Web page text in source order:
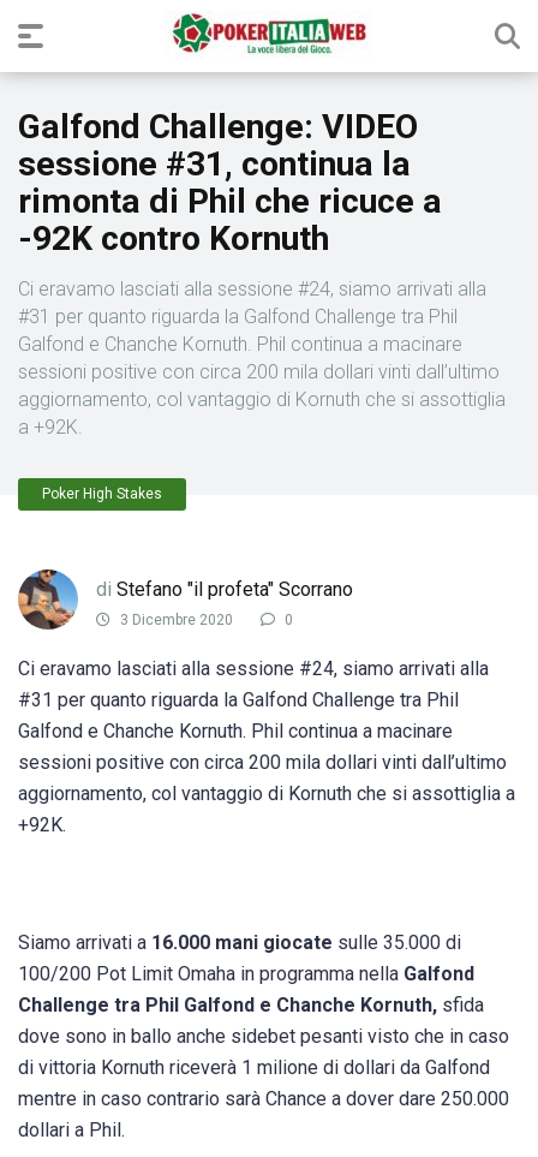
Galfond Challenge: VIDEO
sessione #31, continua la
rimonta di Phil che ricuce a
-92K contro Kornuth
Ci eravamo lasciati alla sessione #24, siamo arrivati alla
#31 per quanto riguarda la Galfond Challenge tra Phil
Galfond e Chanche Kornuth. Phil continua a macinare
sessioni positive con circa 200 mila dollari vinti dall’ultimo
aggiornamento, col vantaggio di Kornuth che si assottiglia
a +92K.
Poker High Stakes
di Stefano "il profeta" Scorrano
3 Dicembre 2020 0
Ci eravamo lasciati alla sessione #24, siamo arrivati alla
#31 per quanto riguarda la Galfond Challenge tra Phil
Galfond e Chanche Kornuth. Phil continua a macinare
sessioni positive con circa 200 mila dollari vinti dall’ultimo
aggiornamento, col vantaggio di Kornuth che si assottiglia a
+92K.
Siamo arrivati a 16.000 mani giocate sulle 35.000 di
100/200 Pot Limit Omaha in programma nella Galfond
Challenge tra Phil Galfond e Chanche Kornuth, sfida
dove sono in ballo anche sidebet pesanti visto che in caso
di vittoria Kornuth riceverà 1 milione di dollari da Galfond
mentre in caso contrario sarà Chance a dover dare 250.000
dollari a Phil.